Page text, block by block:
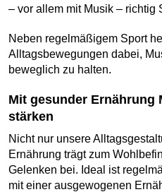
– vor allem mit Musik – richtig
Neben regelmäßigem Sport
Alltagsbewegungen dabei,
beweglich zu halten.
Mit gesunder Ernährung
stärken
Nicht nur unsere
Ernährung trägt zum
Gelenken bei. Ideal ist
mit einer ausgewogenen